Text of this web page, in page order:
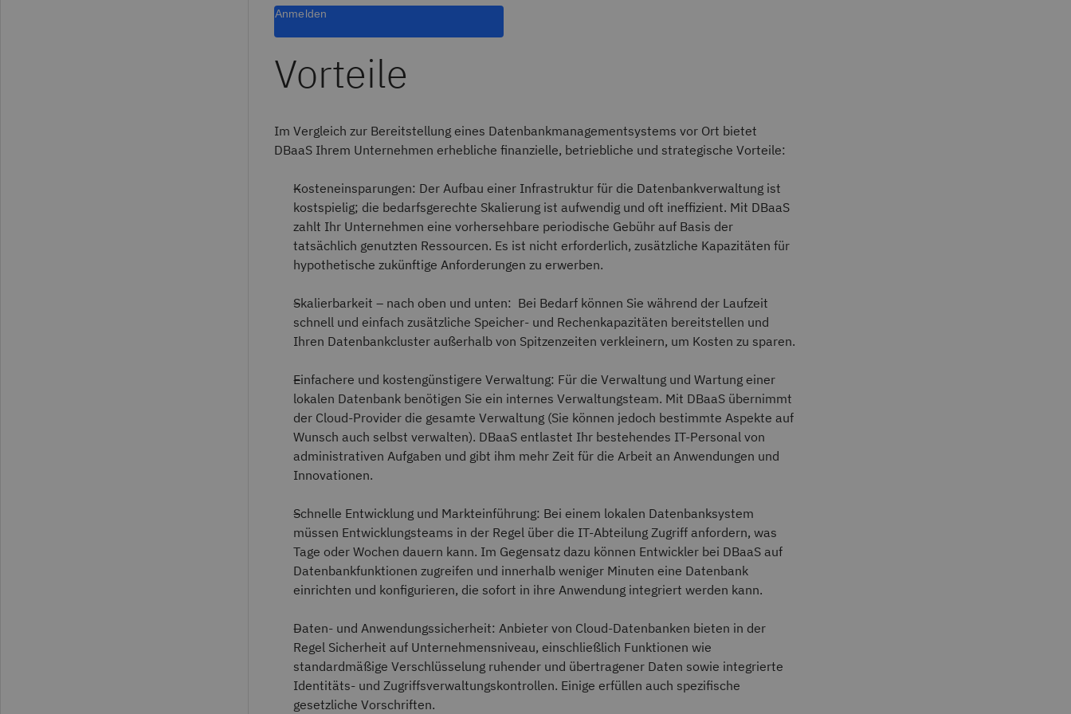
Anmelden
Vorteile
Im Vergleich zur Bereitstellung eines Datenbankmanagementsystems vor Ort bietet
DBaaS Ihrem Unternehmen erhebliche finanzielle, betriebliche und strategische Vorteile:
Kosteneinsparungen: Der Aufbau einer Infrastruktur für die Datenbankverwaltung ist
kostspielig; die bedarfsgerechte Skalierung ist aufwendig und oft ineffizient. Mit DBaaS
zahlt Ihr Unternehmen eine vorhersehbare periodische Gebühr auf Basis der
tatsächlich genutzten Ressourcen. Es ist nicht erforderlich, zusätzliche Kapazitäten für
hypothetische zukünftige Anforderungen zu erwerben.
Skalierbarkeit – nach oben und unten: Bei Bedarf können Sie während der Laufzeit
schnell und einfach zusätzliche Speicher- und Rechenkapazitäten bereitstellen und
Ihren Datenbankcluster außerhalb von Spitzenzeiten verkleinern, um Kosten zu sparen.
Einfachere und kostengünstigere Verwaltung: Für die Verwaltung und Wartung einer
lokalen Datenbank benötigen Sie ein internes Verwaltungsteam. Mit DBaaS übernimmt
der Cloud-Provider die gesamte Verwaltung (Sie können jedoch bestimmte Aspekte auf
Wunsch auch selbst verwalten). DBaaS entlastet Ihr bestehendes IT-Personal von
administrativen Aufgaben und gibt ihm mehr Zeit für die Arbeit an Anwendungen und
Innovationen.
Schnelle Entwicklung und Markteinführung: Bei einem lokalen Datenbanksystem
müssen Entwicklungsteams in der Regel über die IT-Abteilung Zugriff anfordern, was
Tage oder Wochen dauern kann. Im Gegensatz dazu können Entwickler bei DBaaS auf
Datenbankfunktionen zugreifen und innerhalb weniger Minuten eine Datenbank
einrichten und konfigurieren, die sofort in ihre Anwendung integriert werden kann.
Daten- und Anwendungssicherheit: Anbieter von Cloud-Datenbanken bieten in der
Regel Sicherheit auf Unternehmensniveau, einschließlich Funktionen wie
standardmäßige Verschlüsselung ruhender und übertragener Daten sowie integrierte
Identitäts- und Zugriffsverwaltungskontrollen. Einige erfüllen auch spezifische
gesetzliche Vorschriften.